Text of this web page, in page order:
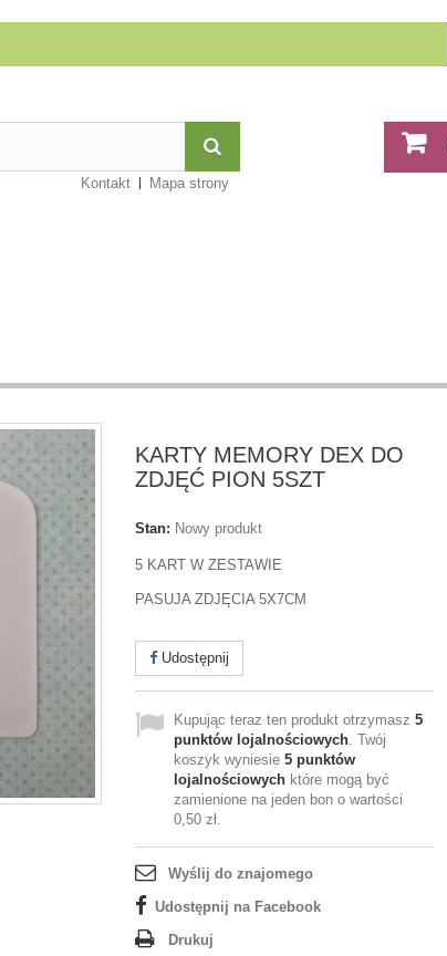
Kontakt Mapa strony
KARTY MEMORY DEX DO
ZDJĘĆ PION 5SZT
Stan: Nowy produkt
5 KART W ZESTAWIE
PASUJA ZDJĘCIA 5X7CM
Udostępnij
Kupując teraz ten produkt otrzymasz 5
punktów lojalnościowych. Twój
koszyk wyniesie 5 punktów
lojalnościowych które mogą być
zamienione na jeden bon o wartości
0,50 zł.
Wyślij do znajomego
Udostępnij na Facebook
Drukuj